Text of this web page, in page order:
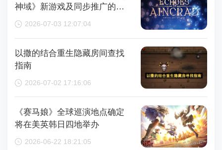
神域》新游戏及同步推广的动
画内容，整场直播时长为110分
2026-07-03 12:07:04
以撒的结合重生隐藏房间查找
指南
2026-07-02 17:16:06
《赛马娘》全球巡演地点确定
将在美英韩日四地举办
2026-06-22 18:21:05